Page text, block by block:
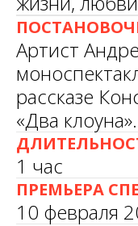
Артист
рассказе
«Два клоуна».
1 час
ПРЕМЬЕРА
10 февраля